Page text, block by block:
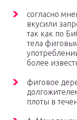
согласно
вкусили
так как по
тела
более
фиговое
плоты в